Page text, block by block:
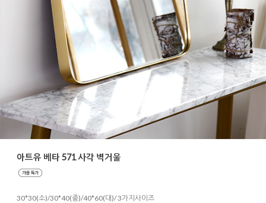
아트유 베타 571 사각 벽거울
30*30(소)/30*40(중)/40*60(대)/ 3가지사이즈